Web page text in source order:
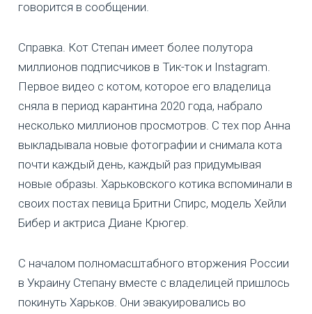
говорится в сообщении.
Справка. Кот Степан имеет более полутора
миллионов подписчиков в Тик-ток и Instagram.
Первое видео с котом, которое его владелица
сняла в период карантина 2020 года, набрало
несколько миллионов просмотров. С тех пор Анна
выкладывала новые фотографии и снимала кота
почти каждый день, каждый раз придумывая
новые образы. Харьковского котика вспоминали в
своих постах певица Бритни Спирс, модель Хейли
Бибер и актриса Диане Крюгер.
С началом полномасштабного вторжения России
в Украину Степану вместе с владелицей пришлось
покинуть Харьков. Они эвакуировались во